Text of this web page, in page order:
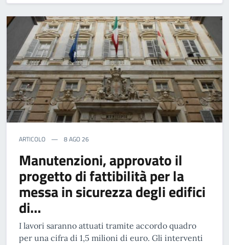
ARTICOLO 8 AGO 26
Manutenzioni, approvato il
progetto di fattibilità per la
messa in sicurezza degli edifici
di…
I lavori saranno attuati tramite accordo quadro
per una cifra di 1,5 milioni di euro. Gli interventi